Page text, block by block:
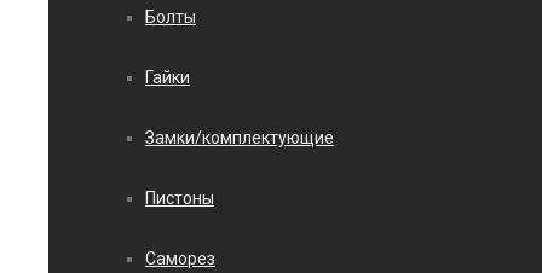
Болты
Гайки
Замки/комплектующие
Пистоны
Саморез